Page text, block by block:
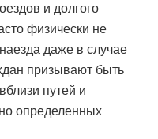
и долгого
физически не
даже в случае
призывают быть
путей и
определенных